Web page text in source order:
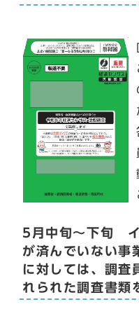
5月中旬～下旬 イ
が済んでいない事
に対しては、調査
れられた調査書類